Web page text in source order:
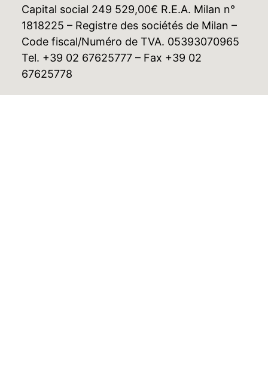
Capital social 249 529,00€ R.E.A. Milan n°
1818225 – Registre des sociétés de Milan –
Code fiscal/Numéro de TVA. 05393070965
Tel. +39 02 67625777 – Fax +39 02
67625778